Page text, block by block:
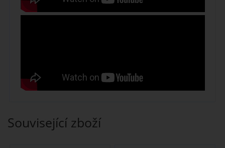
Související zboží